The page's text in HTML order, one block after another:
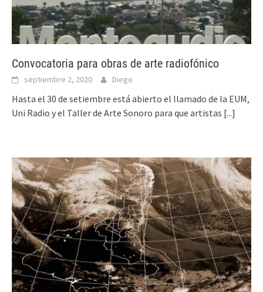
Convocatoria para obras de arte radiofónico
septiembre 2, 2020 Diego
Hasta el 30 de setiembre está abierto el llamado de la EUM,
Uni Radio y el Taller de Arte Sonoro para que artistas [...]